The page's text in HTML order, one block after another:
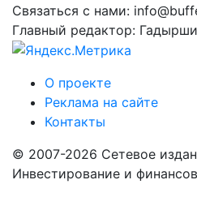
Связаться с нами:
Главный редактор:
О проекте
Реклама на сайте
Контакты
© 2007-2026 Сетевое
Инвестирование и